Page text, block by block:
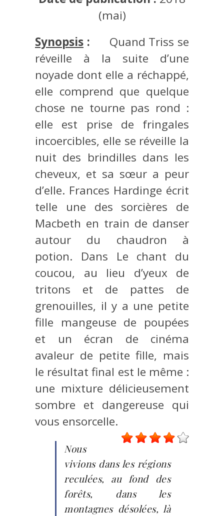
(mai)
Synopsis :
Quand Triss se
réveille à la suite d’une
noyade dont elle a réchappé,
elle comprend que quelque
chose ne tourne pas rond :
elle est prise de fringales
incoercibles, elle se réveille la
nuit des brindilles dans les
cheveux, et sa sœur a peur
d’elle. Frances Hardinge écrit
telle une des sorcières de
Macbeth en train de danser
autour du chaudron à
potion. Dans Le chant du
coucou, au lieu d’yeux de
tritons et de pattes de
grenouilles, il y a une petite
fille mangeuse de poupées
et un écran de cinéma
avaleur de petite fille, mais
le résultat final est le même :
une mixture délicieusement
sombre et dangereuse qui
vous ensorcelle.
Nous
vivions dans les régions
reculées, au fond des
forêts, dans les
montagnes désolées, là